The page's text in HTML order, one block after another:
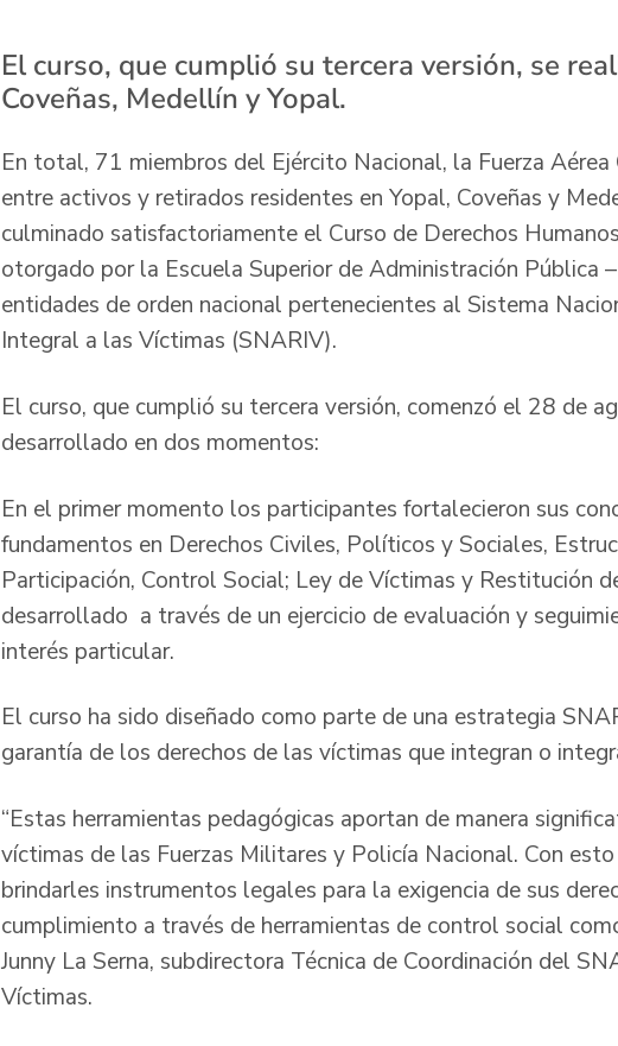
El curso, que cumplió su tercera versión, se
Coveñas, Medellín y Yopal.
En total, 71 miembros del Ejército Nacional, la Fuerza
entre activos y retirados residentes en Yopal, Coveñas y
culminado satisfactoriamente el Curso de Derechos
otorgado por la Escuela Superior de Administración Pública
entidades de orden nacional pertenecientes al Sistema
Integral a las Víctimas (SNARIV).
El curso, que cumplió su tercera versión, comenzó el 28 de
desarrollado en dos momentos:
En el primer momento los participantes fortalecieron sus
fundamentos en Derechos Civiles, Políticos y Sociales,
Participación, Control Social; Ley de Víctimas y Restitución
desarrollado a través de un ejercicio de evaluación y
interés particular.
El curso ha sido diseñado como parte de una estrategia
garantía de los derechos de las víctimas que integran o
“Estas herramientas pedagógicas aportan de manera
víctimas de las Fuerzas Militares y Policía Nacional. Con
brindarles instrumentos legales para la exigencia de sus
cumplimiento a través de herramientas de control social
Junny La Serna, subdirectora Técnica de Coordinación del
Víctimas.